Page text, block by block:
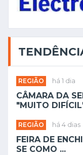
REGIÃO há 1 dia
CÂMARA DA
"MUITO
REGIÃO há 4 dias
FEIRA DE
SE COMO ...